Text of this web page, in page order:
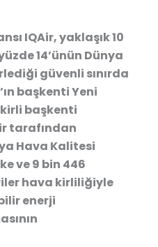
IQAir, yaklaşık 10
14’ünün Dünya
güvenli sınırda
başkenti Yeni
kirli başkenti
tarafından
Hava Kalitesi
ve 9 bin 446
hava kirliliğiyle
enerji